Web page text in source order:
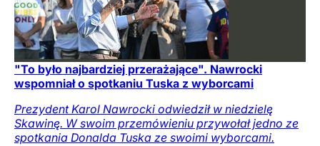
"To było najbardziej przerażające". Nawrocki
wspomniał o spotkaniu Tuska z wyborcami
Prezydent Karol Nawrocki odwiedził w niedzielę
Skawinę. W swoim przemówieniu przywołał jedno ze
spotkania Donalda Tuska ze swoimi wyborcami.